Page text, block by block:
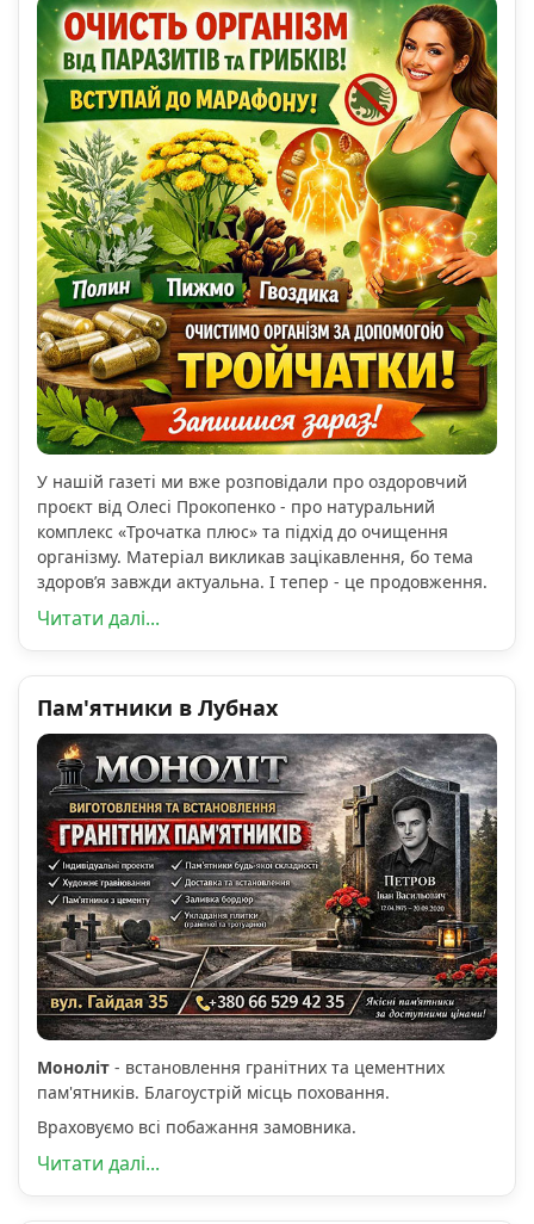
У нашій газеті ми вже розповідали про оздоровчий
проєкт від Олесі Прокопенко - про натуральний
комплекс «Трочатка плюс» та підхід до очищення
організму. Матеріал викликав зацікавлення, бо тема
здоров’я завжди актуальна. І тепер - це продовження.
Читати далі...
Пам'ятники в Лубнах
Моноліт - встановлення гранітних та цементних
пам'ятників. Благоустрій місць поховання.
Враховуємо всі побажання замовника.
Читати далі...